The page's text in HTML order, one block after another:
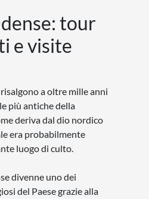
tour
e visite
a oltre mille anni
più antiche della
deriva dal dio nordico
era probabilmente
luogo di culto.
divenne uno dei
del Paese grazie alla